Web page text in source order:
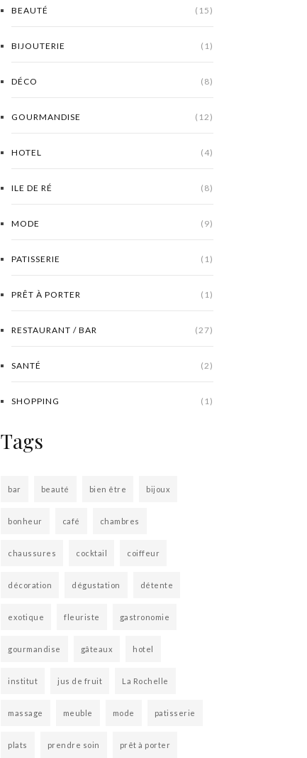
BEAUTÉ (15)
BIJOUTERIE (1)
DÉCO (8)
GOURMANDISE (12)
HOTEL (4)
ILE DE RÉ (8)
MODE (9)
PATISSERIE (1)
PRÊT À PORTER (1)
RESTAURANT / BAR (27)
SANTÉ (2)
SHOPPING (1)
Tags
bar beauté bien être bijoux
bonheur café chambres
chaussures cocktail coiffeur
décoration dégustation détente
exotique fleuriste gastronomie
gourmandise gâteaux hotel
institut jus de fruit La Rochelle
massage meuble mode patisserie
plats prendre soin prêt à porter